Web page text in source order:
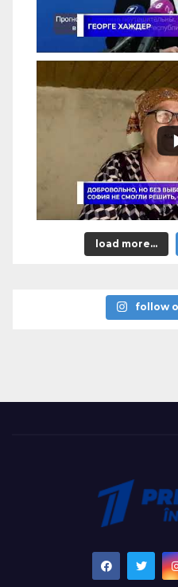
load more...
follow